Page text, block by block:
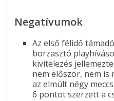
Negatívumok
Az első félidő
borzasztó
kivitelezés
nem először, nem is
az elmúlt négy
6 pontot szerzett a